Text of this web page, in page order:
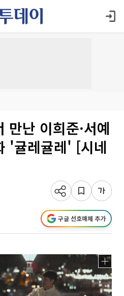
만난 이희준·서예
'귤레귤레' [시네
구글 선호매체 추가